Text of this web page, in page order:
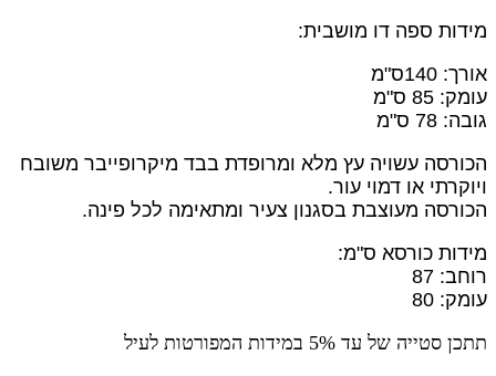
מידות ספה דו מושבית:
אורך: 140ס"מ
עומק: 85 ס"מ
גובה: 78 ס"מ
הכורסה עשויה עץ מלא ומרופדת בבד מיקרופייבר משובח
ויוקרתי או דמוי עור.
הכורסה מעוצבת בסגנון צעיר ומתאימה לכל פינה.
מידות כורסא ס"מ:
רוחב: 87
עומק: 80
תתכן סטייה של עד 5% במידות המפורטות לעיל